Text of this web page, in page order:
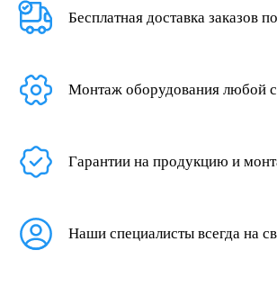
Бесплатная доставка заказов
Монтаж оборудования любой
Гарантии на продукцию и
Наши специалисты всегда на